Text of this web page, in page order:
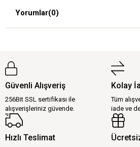
Yorumlar(0)
Güvenli Alışveriş
256Bit SSL sertifikası ile
alışverişleriniz güvende.
Kolay
Tüm
iade ve
Hızlı Teslimat